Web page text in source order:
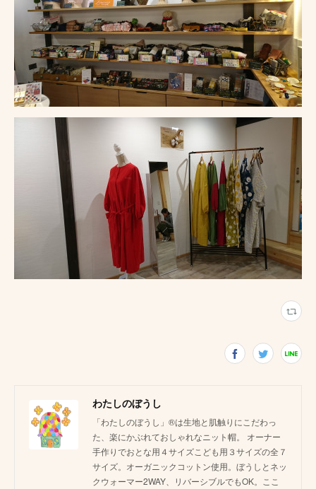
わたしのぼうし
「わたしのぼうし」®は生地と肌触りにこだわっ
た、楽にかぶれておしゃれなニット帽。 オーナー
手作りでおとな用４サイズこども用３サイズの全７
サイズ。オーガニックコットン使用。ぼうしとネッ
クウォーマー2WAY、リバーシブルでもOK。ここ